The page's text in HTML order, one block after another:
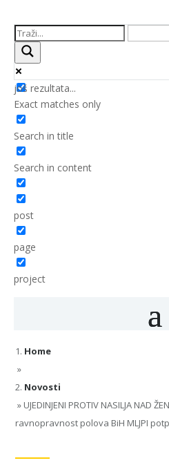
još rezultata...
Exact matches only
Search in title
Search in content
post
page
project
Home
»
Novosti
» UJEDINJENI PROTIV NASILJA NAD
ravnopravnost polova BiH MLJPI